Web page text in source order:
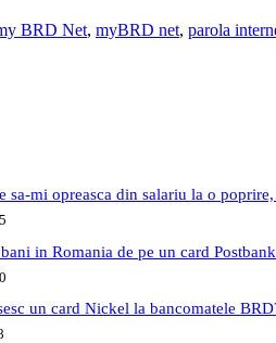
BRD Net, myBRD net, parola
sa-mi opreasca din salariu la o
in Romania de pe un card
un card Nickel la bancomatele